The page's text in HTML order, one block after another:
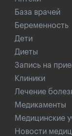
База врачей
Беременность
Дети
Диеты
Запись на
Клиники
Лечение
Медикаменты
Медицинские
Новости